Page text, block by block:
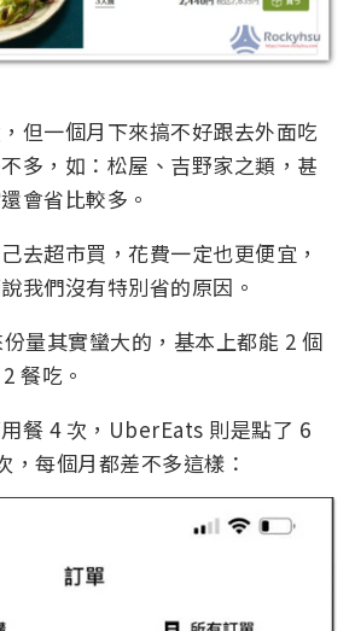
但一個月下來搞不好跟去外面吃
多，如：松屋、吉野家之類，甚
會省比較多。
去超市買，花費一定也更便宜，
我們沒有特別省的原因。
量其實蠻大的，基本上都能 2 個
餐吃。
餐 4 次，UberEats 則是點了 6
，每個月都差不多這樣：